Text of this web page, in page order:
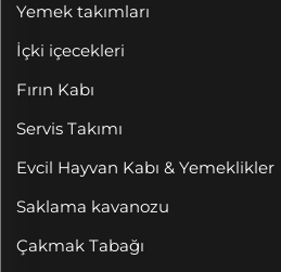
Yemek takımları
İçki içecekleri
Fırın Kabı
Servis Takımı
Evcil Hayvan Kabı & Yemeklikler
Saklama kavanozu
Çakmak Tabağı